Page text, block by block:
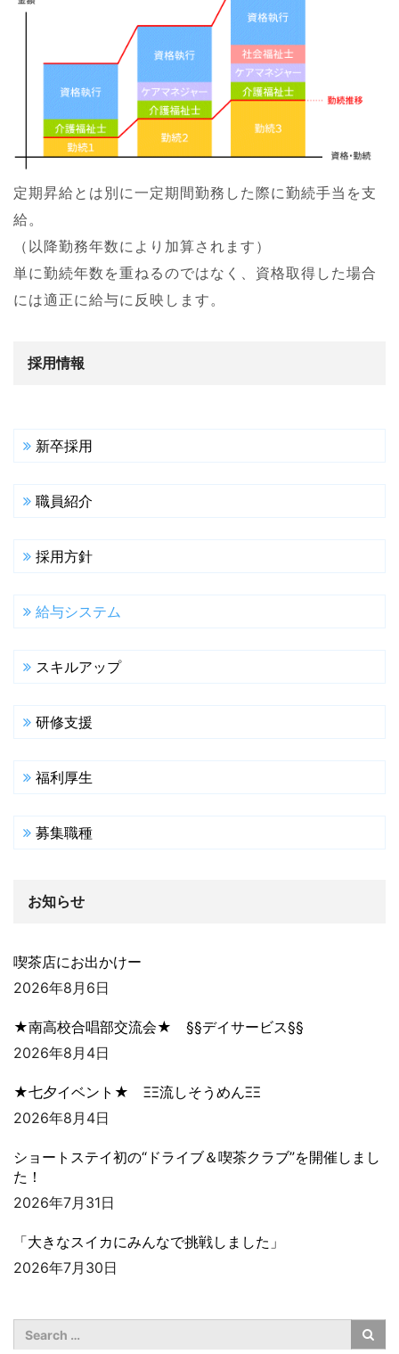
定期昇給とは別に一定期間勤務した際に勤続手当を支
給。
（以降勤務年数により加算されます）
単に勤続年数を重ねるのではなく、資格取得した場合
には適正に給与に反映します。
採用情報
新卒採用
職員紹介
採用方針
給与システム
スキルアップ
研修支援
福利厚生
募集職種
お知らせ
喫茶店にお出かけー
2026年8月6日
★南高校合唱部交流会★ §§デイサービス§§
2026年8月4日
★七夕イベント★ ΞΞ流しそうめんΞΞ
2026年8月4日
ショートステイ初の“ドライブ＆喫茶クラブ”を開催しまし
た！
2026年7月31日
「大きなスイカにみんなで挑戦しました」
2026年7月30日